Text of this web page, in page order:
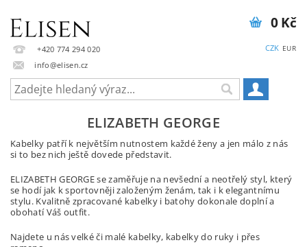
+420 774 294 020
info@elisen.cz
CZK EUR
0 Kč
ELIZABETH GEORGE
Kabelky patří k největším nutnostem každé ženy a jen málo z nás
si to bez nich ještě dovede představit.
ELIZABETH GEORGE se zaměřuje na nevšední a neotřelý styl, který
se hodí jak k sportovněji založeným ženám, tak i k elegantnímu
stylu. Kvalitně zpracované kabelky i batohy dokonale doplní a
obohatí Váš outfit.
Najdete u nás velké či malé kabelky, kabelky do ruky i přes